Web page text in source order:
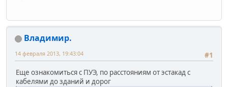
Владимир.
#1
14 февраля 2013, 19:43:04
Еще ознакомиться с ПУЭ, по расстояниям от эстакад с
кабелями до зданий и дорог